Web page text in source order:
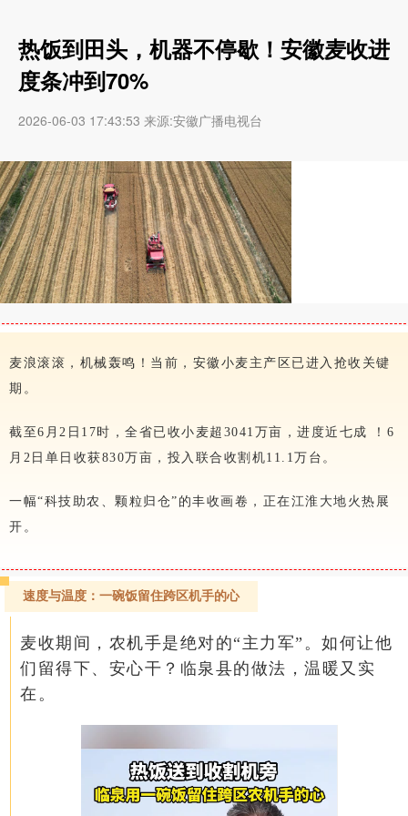
热饭到田头，机器不停歇！安徽麦收进
度条冲到70%
2026-06-03 17:43:53 来源:安徽广播电视台
麦浪滚滚，机械轰鸣！当前，安徽小麦主产区已进入抢收关键
期。
截至6月2日17时，全省已收小麦超3041万亩，进度近七成 ！6
月2日单日收获830万亩，投入联合收割机11.1万台。
一幅“科技助农、颗粒归仓”的丰收画卷，正在江淮大地火热展
开。
速度与温度：一碗饭留住跨区机手的心
麦收期间，农机手是绝对的“主力军”。如何让他
们留得下、安心干？临泉县的做法，温暖又实
在。